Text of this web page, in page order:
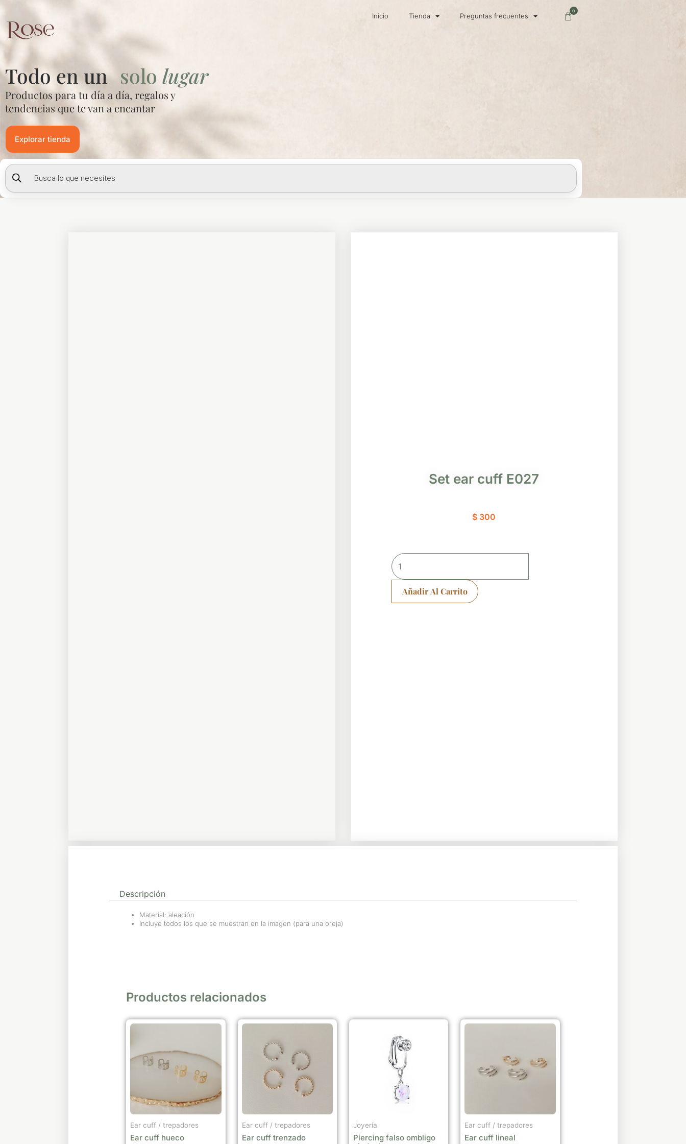
contenido
Inicio Tienda Preguntas frecuentes
0
Carrito
Todo en un sololugar
Productos para tu día a día, regalos y
tendencias que te van a encantar
Explorar tienda
Búsqueda
de
productos
Set ear cuff E027
$ 300
Set
ear
cuffAñadir Al Carrito
Descripción
Material: aleación
Incluye todos los que se muestran en la imagen (para una oreja)
Productos relacionados
Ear cuff / trepadores
Ear cuff hueco
Este
tiene
múltiples
variantes.
opciones
pueden
Ear cuff / trepadores
Ear cuff trenzado
Este
tiene
múltiples
variantes.
Las
pueden
Joyería
Piercing falso ombligo
Ear cuff / trepadores
Ear cuff lineal
Este
múltiples
variantes.
pueden